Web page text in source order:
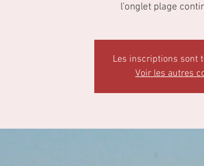
l'onglet plage
Les inscriptions sont
Voir les autres